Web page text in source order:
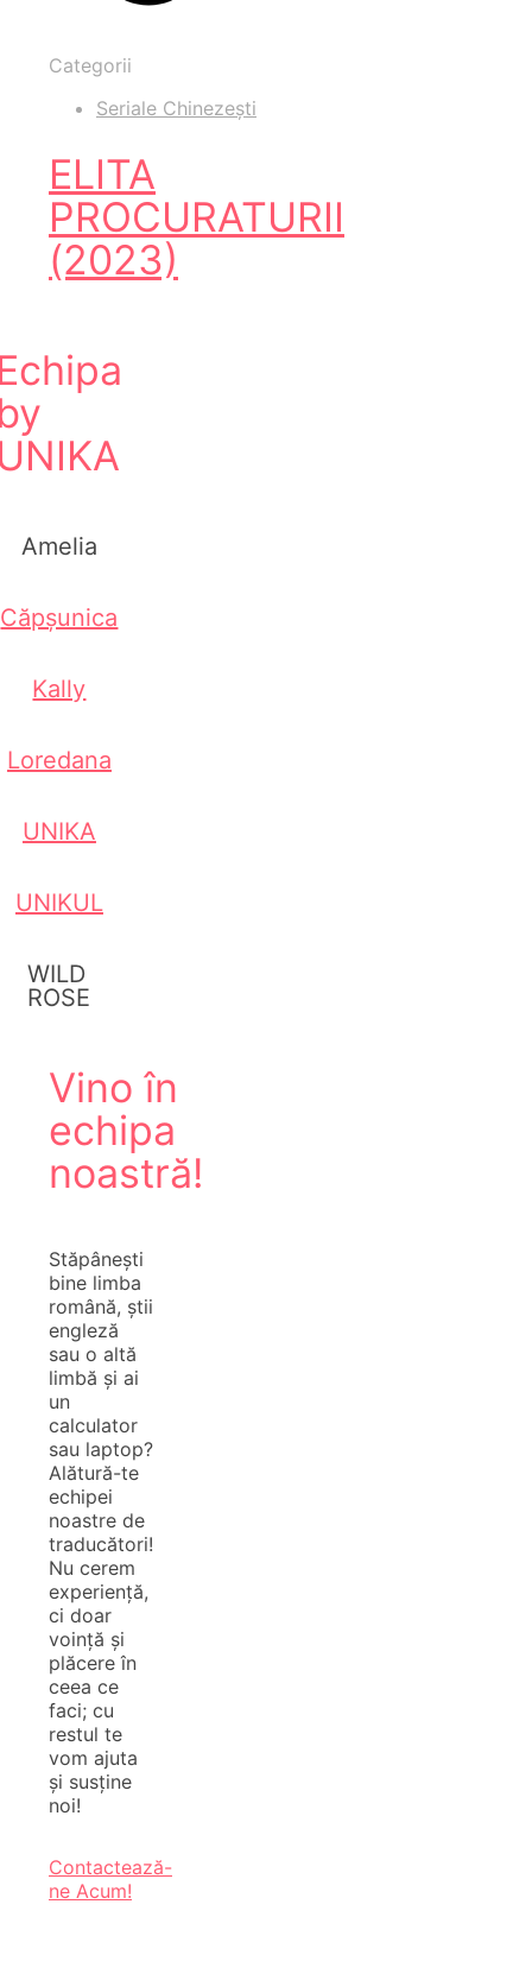
Categorii
Seriale Chinezești
ELITA
PROCURATURII
(2023)
Amelia
Căpșunica
Kally
Loredana
UNIKA
UNIKUL
WILD
ROSE
Vino în
echipa
noastră!
Stăpânești
bine limba
română, știi
engleză
sau o altă
limbă și ai
un
calculator
sau laptop?
Alătură-te
echipei
noastre de
traducători!
Nu cerem
experiență,
ci doar
voință și
plăcere în
ceea ce
faci; cu
restul te
vom ajuta
și susține
noi!
Contactează-
ne Acum!